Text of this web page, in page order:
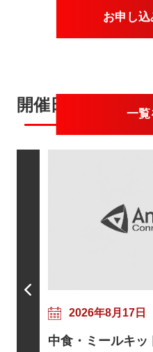
お申し
開催日が近いセ
一覧
2026年8月17日
中食・ミールキッ